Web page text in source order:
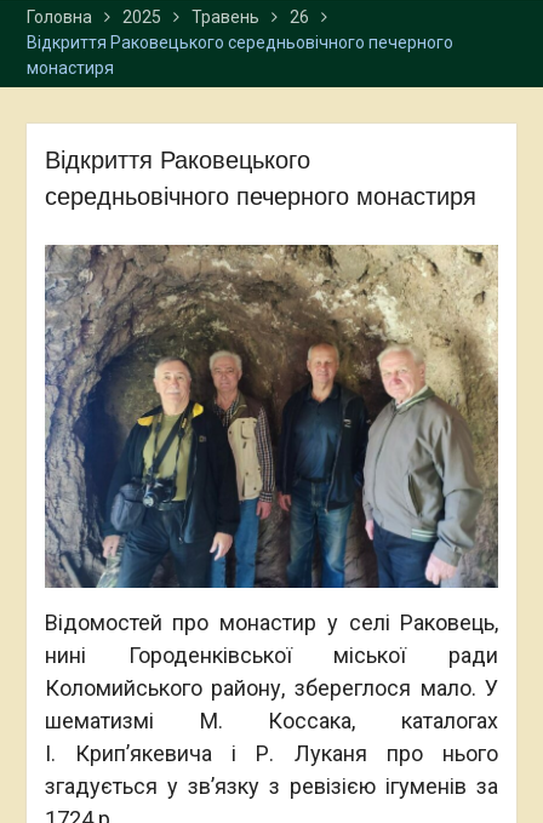
програмою подвійних
дипломів із Варшавським
успішно завершили
Польщі
Представниці
національного
університету взяли участь
у XXXVI Східній літній
школі Варшавського
університету
Головна 2025 Травень
26
Відкриття Раковецького середньовічного печерного
монастиря
Відкриття Раковецького
середньовічного печерного монастиря
Відомостей про монастир у селі Раковець,
нині Городенківської міської ради
Коломийського району, збереглося мало. У
шематизмі М. Коссака, каталогах
І. Крип’якевича і Р. Луканя про нього
згадується у зв’язку з ревізією ігуменів за